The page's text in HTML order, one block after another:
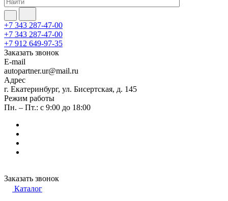
+7 343 287-47-00
+7 343 287-47-00
+7 912 649-97-35
Заказать звонок
E-mail
autopartner.ur@mail.ru
Адрес
г. Екатеринбург, ул. Бисертская, д. 145
Режим работы
Пн. – Пт.: с 9:00 до 18:00
Заказать звонок
Каталог